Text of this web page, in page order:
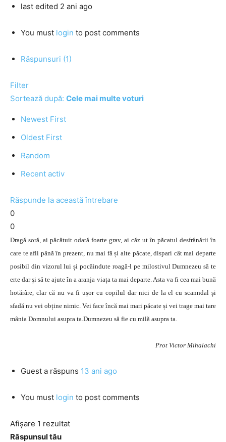
last edited 2 ani ago
You must login to post comments
Răspunsuri (1)
Filter
Sortează după: Cele mai multe voturi
Newest First
Oldest First
Random
Recent activ
Răspunde la această întrebare
0
0
Dragă soră, ai păcătuit odată foarte grav, ai căz ut în păcatul desfrânării în
care te afli până în prezent, nu mai fă și alte păcate, dispari cât mai departe
posibil din vizorul lui și pocăindute roagă-l pe milostivul Dumnezeu să te
erte dar și să te ajute în a aranja viața ta mai departe. Asta va fi cea mai bună
hotărâre, clar că nu va fi ușor cu copilul dar nici de la el cu scanndal și
sfadă nu vei obține nimic. Vei face încă mai mari păcate și vei trage mai tare
mânia Domnului asupra ta.Dumnezeu să fie cu milă asupra ta.
Prot Victor Mihalachi
Guest a răspuns 13 ani ago
You must login to post comments
Afișare 1 rezultat
Răspunsul tău